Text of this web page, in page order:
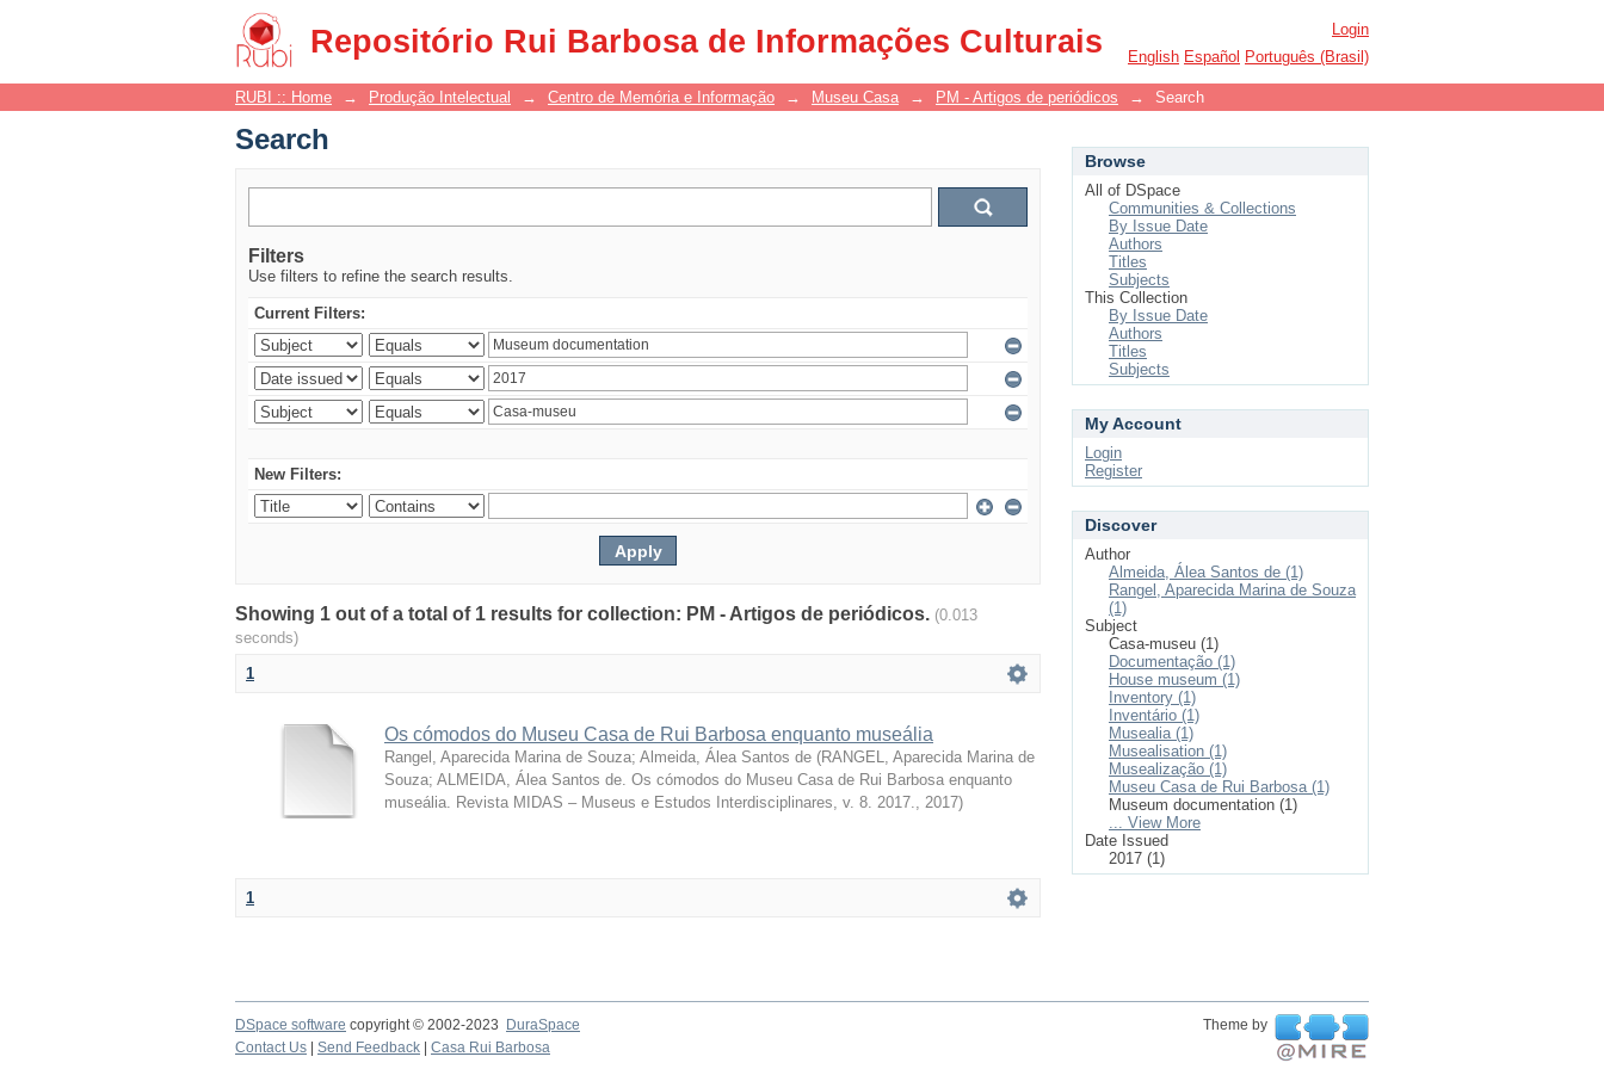
Repositório Rui Barbosa de Informações Culturais
Search
Login
English Español Português (Brasil)
RUBI :: Home → Produção Intelectual → Centro de Memória e Informação → Museu Casa → PM - Artigos de periódicos → Search
Search
Filters
Use filters to refine the search results.
Current Filters:
New Filters:
Showing 1 out of a total of 1 results for collection: PM - Artigos de periódicos. (0.013
seconds)
1
Os cómodos do Museu Casa de Rui Barbosa enquanto museália
Rangel, Aparecida Marina de Souza; Almeida, Álea Santos de (RANGEL, Aparecida Marina de
Souza; ALMEIDA, Álea Santos de. Os cómodos do Museu Casa de Rui Barbosa enquanto
museália. Revista MIDAS – Museus e Estudos Interdisciplinares, v. 8. 2017., 2017)
1
Browse
All of DSpace
Communities & Collections
By Issue Date
Authors
Titles
Subjects
This Collection
By Issue Date
Authors
Titles
Subjects
My Account
Login
Register
Discover
Author
Almeida, Álea Santos de (1)
Rangel, Aparecida Marina de Souza
(1)
Subject
Casa-museu (1)
Documentação (1)
House museum (1)
Inventory (1)
Inventário (1)
Musealia (1)
Musealisation (1)
Musealização (1)
Museu Casa de Rui Barbosa (1)
Museum documentation (1)
... View More
Date Issued
2017 (1)
DSpace software copyright © 2002-2023 DuraSpace
Theme by
Contact Us
Send Feedback Casa Rui Barbosa